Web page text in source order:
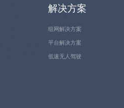
解决方案
组网解决方案
平台解决方案
低速无人驾驶